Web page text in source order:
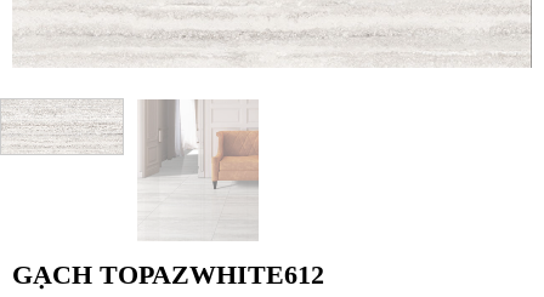
GẠCH TOPAZWHITE612